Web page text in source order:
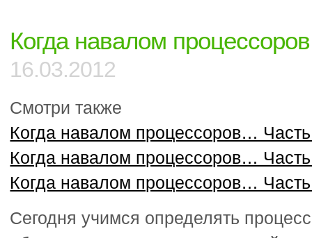
для
массивов
Когда навалом
16.03.2012
Смотри также
Когда навалом процессоров…
Когда навалом процессоров…
Когда навалом процессоров…
Сегодня учимся определять